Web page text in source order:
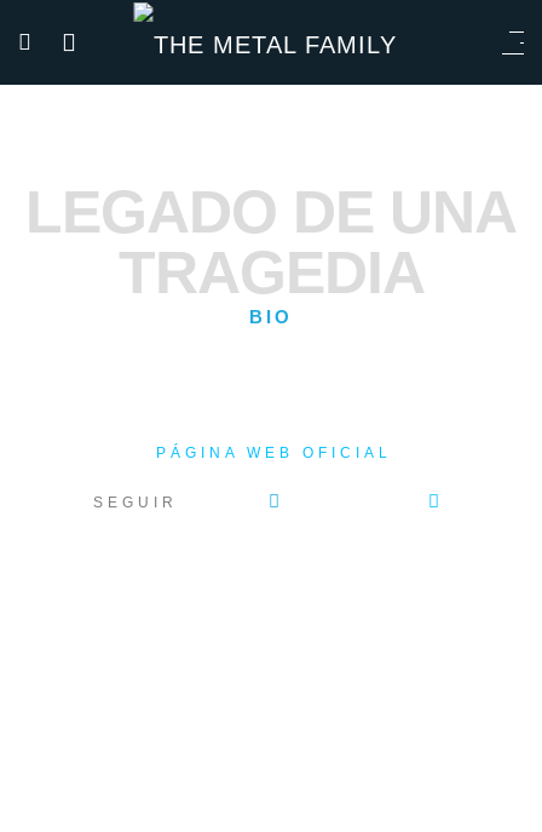
LEGADO DE UNA
TRAGEDIA
BIO
PÁGINA WEB OFICIAL
SEGUIR